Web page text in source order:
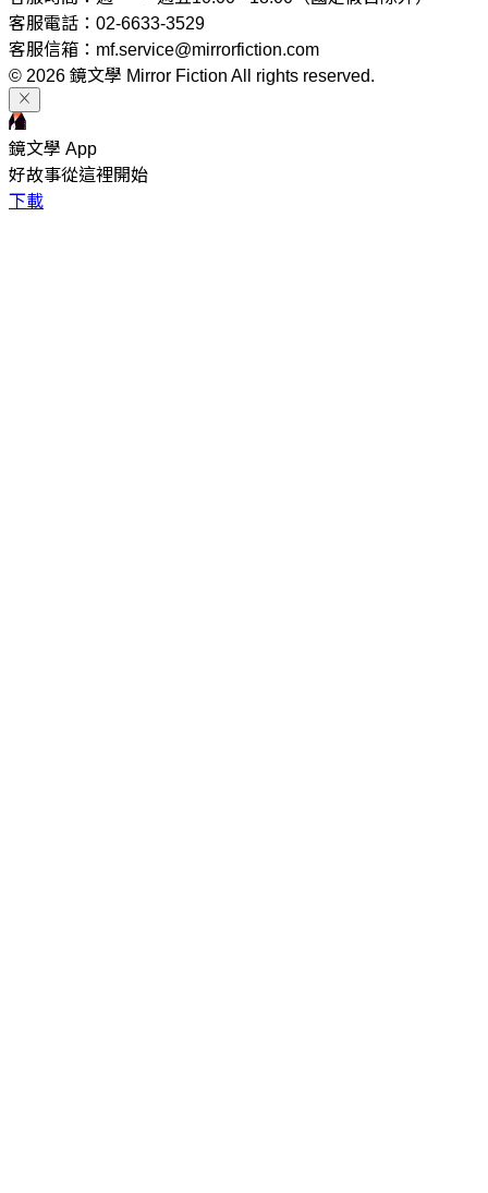
客服電話：02-6633-3529
客服信箱：mf.service@mirrorfiction.com
© 2026 鏡文學 Mirror Fiction All rights reserved.
鏡文學 App
好故事從這裡開始
下載